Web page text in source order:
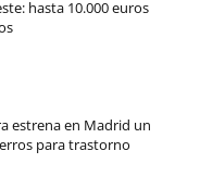
hasta 10.000 euros
estrena en Madrid un
para trastorno